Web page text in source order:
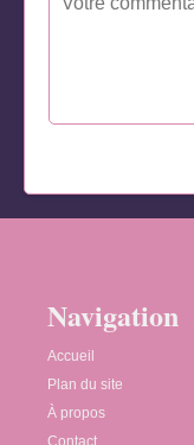
Navigation
Accueil
Plan du site
À propos
Contact